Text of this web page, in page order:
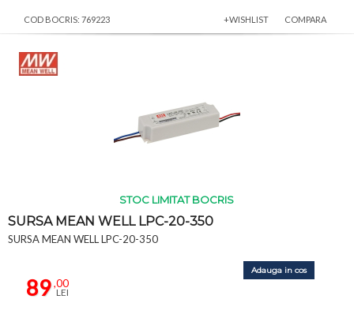
COD BOCRIS: 769223 +WISHLIST COMPARA
STOC LIMITAT BOCRIS
SURSA MEAN WELL LPC-20-350
SURSA MEAN WELL LPC-20-350
89,00
LEI
Adauga in cos